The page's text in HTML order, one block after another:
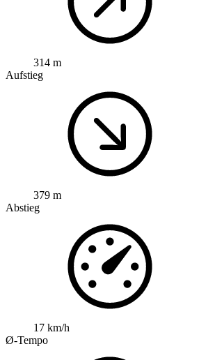
314 m
Aufstieg
379 m
Abstieg
17 km/h
Ø-Tempo